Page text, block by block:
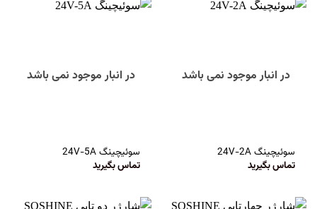
در انبار موجود نمی باشد
سوئیچینگ 24V-2A
تماس بگیرید
در انبار موجود نمی باشد
سوئیچینگ 24V-5A
تماس بگیرید